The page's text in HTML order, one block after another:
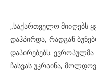
„საქართველო მიიღებს
დაჰპირდა, რადგან
დაპირებებს.
ჩასვას უკრაინა,